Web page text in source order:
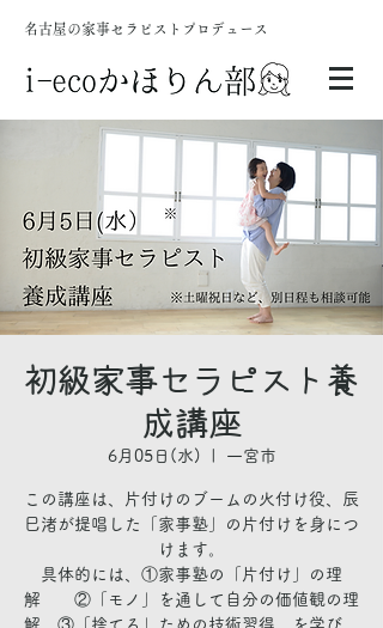
名古屋の家事セラピストプロデュース
初級家事セラピスト養
成講座
6月05日(水) 一宮市
この講座は、片付けのブームの火付け役、辰
巳渚が提唱した「家事塾」の片付けを身につ
けます。
具体的には、①家事塾の「片付け」の理
解 ②「モノ」を通して自分の価値観の理
解 ③「捨てる」ための技術習得 を学び、